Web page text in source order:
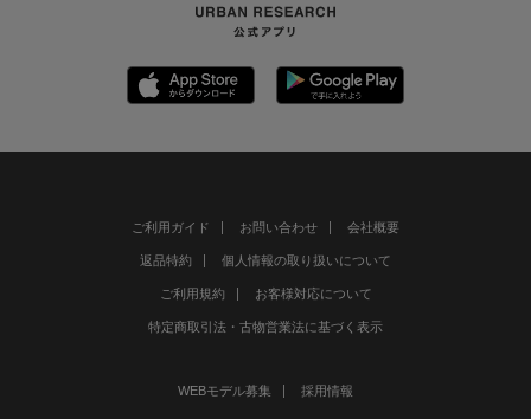
ご利用ガイド お問い合わせ 会社概要
返品特約 個人情報の取り扱いについて
ご利用規約 お客様対応について
特定商取引法・古物営業法に基づく表示
WEBモデル募集 採用情報